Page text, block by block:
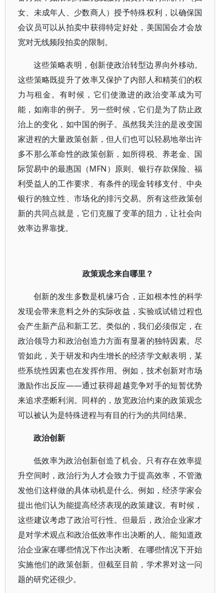
女、未成年人、少数商人）授予特殊权利，以确保国
会议员可以从拍卖中获得特定好处，美国国会才会放
宽对无线频段拍卖的限制。
这些策略表明，创新使政治转型边界向外移动。
这些策略既提升了效率又保护了内部人和精英们的权
力与租金。有时候，它们使激进的政治变革成为可
能，如南非的例子。另一些时候，它们是为了防止政
治上的变化，如中国的例子。虽然我关注的是改变国
家进程的大量政策创新，但人们也可以轻易地举出许
多不那么革命性的政策创新，如所得税、养老金、国
际贸易中的最惠国（MFN）原则、银行存款保险、福
利受益人的工作要求、有条件的现金转移支付、中央
银行的独立性、市场化的排污交易。所有这些政策创
新的共同点就是，它们克服了变革的阻力，让社会向
效率边界靠拢。
政策观念来自哪里？
创新的发生多数是机缘巧合，正如根本性的科学
发现会带来意料之外的实际收益，实验或试错过程也
会产生新产品和新工艺。类似的，我们必须假定，在
政治领导力和政治创造力方面有显著的独特因素。尽
管如此，关于研发和内生增长的经济学文献表明，某
些系统性因素也在发挥作用。例如，技术创新对市场
激励作出反应——通过获得超越竞争对手的短暂优势
来追求垄断利润。同样的，放宽政治约束的政策观念
可以被认为是特殊进程与有目的行为的共同结果。
政治创新
低效率为政治创新创造了机会。只有存在效率提
升空间时，政治行为人才会致力于提高效率，不管激
发他们这样做的具体动机是什么。例如，经济学家会
提出他们认为能提高经济表现的政策建议。有时候，
这些建议考虑了政治可行性。但最后，政治企业家才
是对学术观点和政治低效率作出决断的人。能知道政
治企业家在哪些情况下作出决断、在哪些情况下开始
实施他们的政策创新。但截至目前，学术界对这一问
题的研究还很少。